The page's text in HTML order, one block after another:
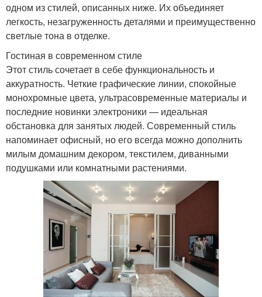
одном из стилей, описанных ниже. Их объединяет
легкость, незагруженность деталями и преимущественно
светлые тона в отделке.
Гостиная в современном стиле
Этот стиль сочетает в себе функциональность и
аккуратность. Четкие графические линии, спокойные
монохромные цвета, ультрасовременные материалы и
последние новинки электроники — идеальная
обстановка для занятых людей. Современный стиль
напоминает офисный, но его всегда можно дополнить
милым домашним декором, текстилем, диванными
подушками или комнатными растениями.